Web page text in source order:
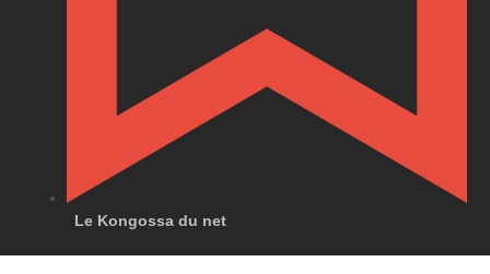
Le Kongossa du net